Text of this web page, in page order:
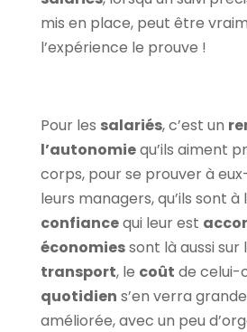
mis en place, peut être
l’expérience le prouve !
Pour les salariés, c’est un
l’autonomiequ’ils aiment
corps, pour se prouver à
leurs managers, qu’ils sont
confiancequi leur est
économiessont là aussi sur
transport, le coût de celui-
quotidien s’en verra
améliorée, avec un peu